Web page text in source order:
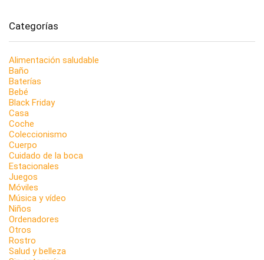
Categorías
Alimentación saludable
Baño
Baterías
Bebé
Black Friday
Casa
Coche
Coleccionismo
Cuerpo
Cuidado de la boca
Estacionales
Juegos
Móviles
Música y vídeo
Niños
Ordenadores
Otros
Rostro
Salud y belleza